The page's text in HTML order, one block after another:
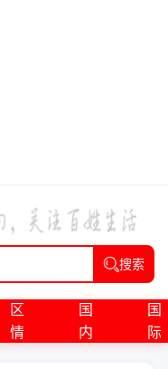
搜索
区
情
国
内
国
际